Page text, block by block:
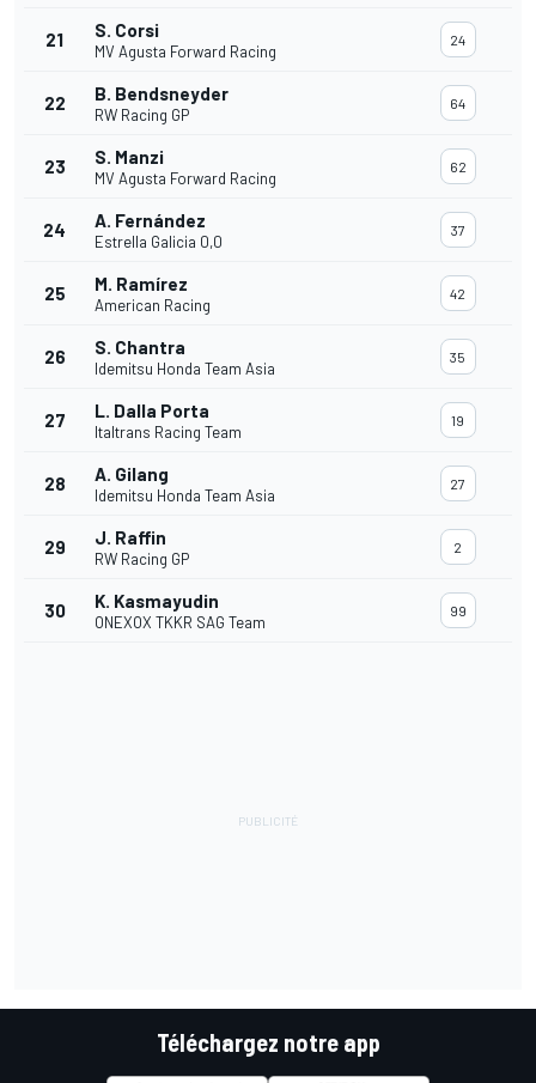
21 S. Corsi
MV Agusta Forward Racing
24
22 B. Bendsneyder
RW Racing GP
64
23 S. Manzi
MV Agusta Forward Racing
62
24 A. Fernández
Estrella Galicia 0,0
37
25 M. Ramírez
American Racing
42
26 S. Chantra
Idemitsu Honda Team Asia
35
27 L. Dalla Porta
Italtrans Racing Team
19
28 A. Gilang
Idemitsu Honda Team Asia
27
29 J. Raffin
RW Racing GP
2
30 K. Kasmayudin
ONEXOX TKKR SAG Team
99
Téléchargez notre app